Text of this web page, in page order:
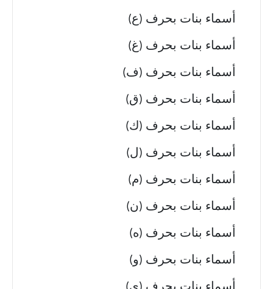
أسماء بنات بحرف (ع)
أسماء بنات بحرف (غ)
أسماء بنات بحرف (ف)
أسماء بنات بحرف (ق)
أسماء بنات بحرف (ك)
أسماء بنات بحرف (ل)
أسماء بنات بحرف (م)
أسماء بنات بحرف (ن)
أسماء بنات بحرف (ه)
أسماء بنات بحرف (و)